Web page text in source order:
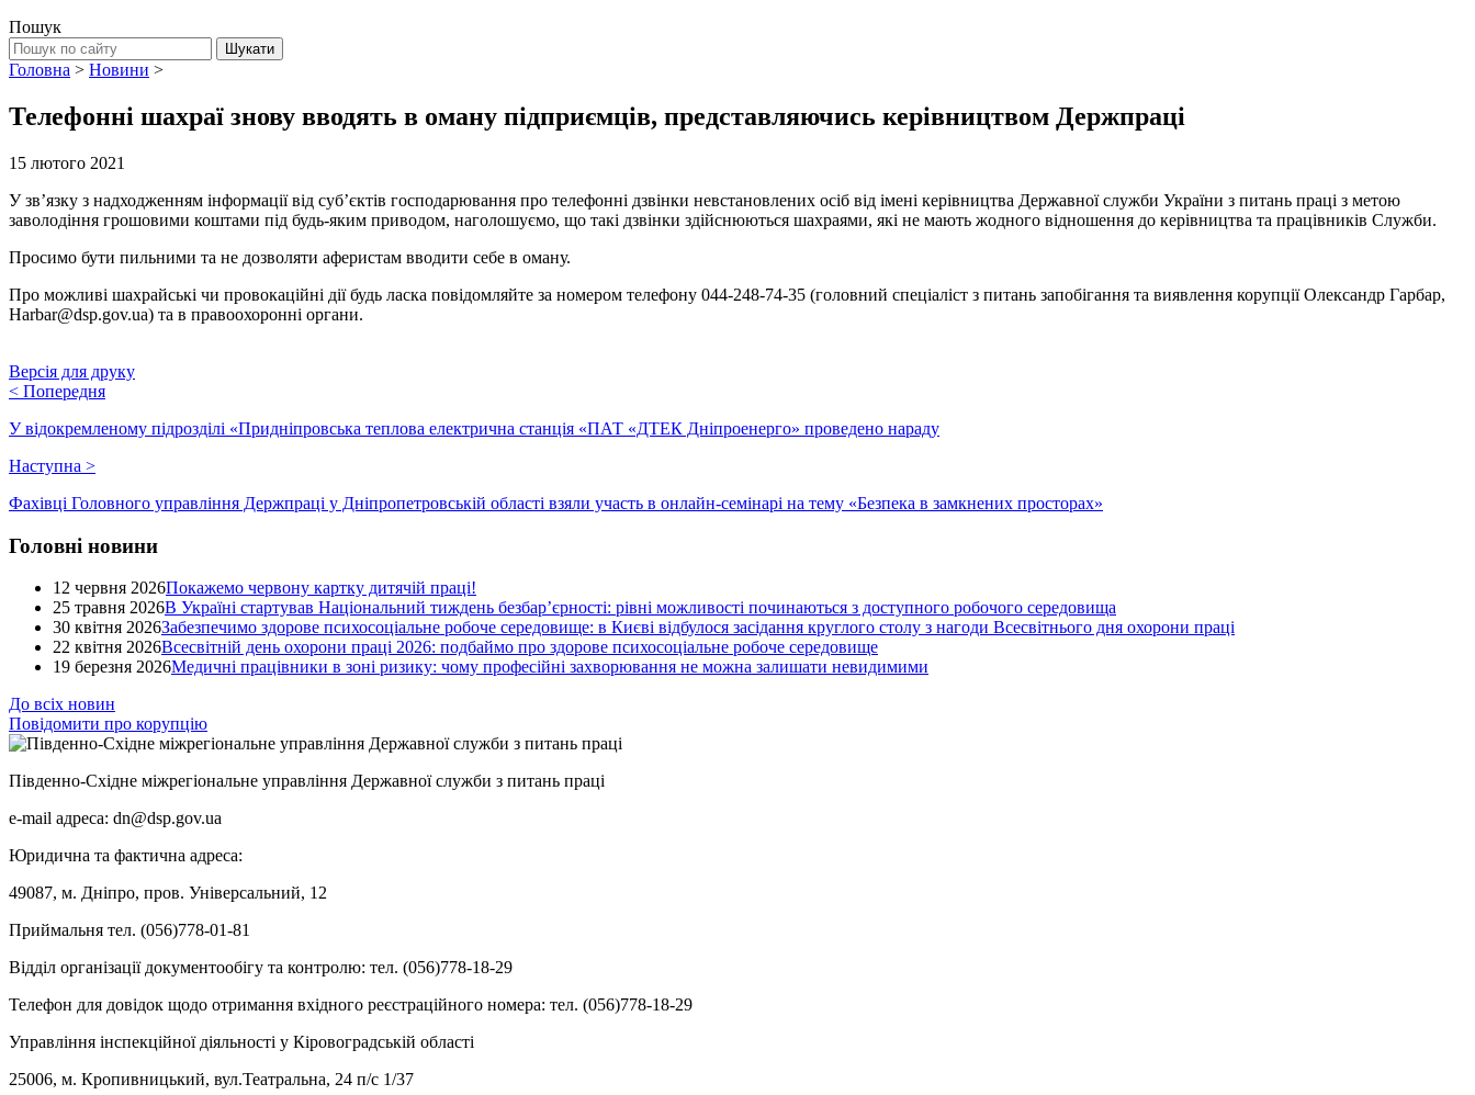
Пошук
Головна > Новини >
Телефонні шахраї знову вводять в оману підприємців, представляючись керівництвом Держпраці
15 лютого 2021
У зв’язку з надходженням інформації від суб’єктів господарювання про телефонні дзвінки невстановлених осіб від імені керівництва Державної служби України з питань праці з метою
заволодіння грошовими коштами під будь-яким приводом, наголошуємо, що такі дзвінки здійснюються шахраями, які не мають жодного відношення до керівництва та працівників Служби.
Просимо бути пильними та не дозволяти аферистам вводити себе в оману.
Про можливі шахрайські чи провокаційні дії будь ласка повідомляйте за номером телефону 044-248-74-35 (головний спеціаліст з питань запобігання та виявлення корупції Олександр Гарбар,
Harbar@dsp.gov.ua) та в правоохоронні органи.
Версія для друку
< Попередня
У відокремленому підрозділі «Придніпровська теплова електрична станція «ПАТ «ДТЕК Дніпроенерго» проведено нараду
Наступна >
Фахівці Головного управління Держпраці у Дніпропетровській області взяли участь в онлайн-семінарі на тему «Безпека в замкнених просторах»
Головні новини
12 червня 2026Покажемо червону картку дитячій праці!
25 травня 2026В Україні стартував Національний тиждень безбар’єрності: рівні можливості починаються з доступного робочого середовища
30 квітня 2026Забезпечимо здорове психосоціальне робоче середовище: в Києві відбулося засідання круглого столу з нагоди Всесвітнього дня охорони праці
22 квітня 2026Всесвітній день охорони праці 2026: подбаймо про здорове психосоціальне робоче середовище
19 березня 2026Медичні працівники в зоні ризику: чому професійні захворювання не можна залишати невидимими
До всіх новин
Повідомити про корупцію
Південно-Східне міжрегіональне управління Державної служби з питань праці
e-mail адреса: dn@dsp.gov.ua
Юридична та фактична адреса:
49087, м. Дніпро, пров. Універсальний, 12
Приймальня тел. (056)778-01-81
Відділ організації документообігу та контролю: тел. (056)778-18-29
Телефон для довідок щодо отримання вхідного реєстраційного номера: тел. (056)778-18-29
Управління інспекційної діяльності у Кіровоградській області
25006, м. Кропивницький, вул.Театральна, 24 п/с 1/37